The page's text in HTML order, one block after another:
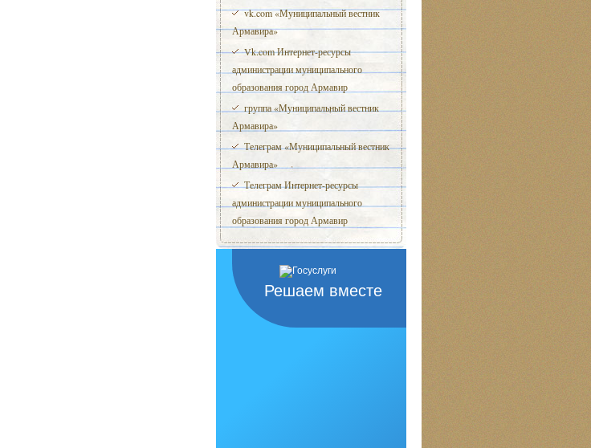
vk.com «Муниципальный вестник
Армавира»
Vk.com Интернет-ресурсы
администрации муниципального
образования город Армавир
группа «Муниципальный вестник
Армавира»
Телеграм «Муниципальный вестник
Армавира»
Телеграм Интернет-ресурсы
администрации муниципального
образования город Армавир
Решаем вместе